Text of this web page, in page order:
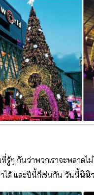
ๆ กันว่าพวกเราจะพลาดไ
ได้ และปีนี้ก็เช่นกัน วันนี้นินิ